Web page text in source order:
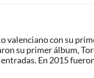
valenciano con su
su primer álbum,
En 2015